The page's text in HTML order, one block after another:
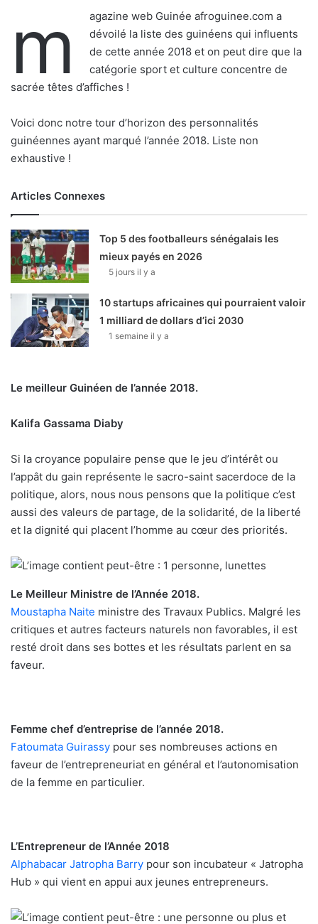
m
agazine web Guinée afroguinee.com a
dévoilé la liste des guinéens qui influents
de cette année 2018 et on peut dire que la
catégorie sport et culture concentre de
sacrée têtes d’affiches !
Voici donc notre tour d’horizon des personnalités
guinéennes ayant marqué l’année 2018. Liste non
exhaustive !
Articles Connexes
Top 5 des footballeurs sénégalais les
mieux payés en 2026
5 jours il y a
10 startups africaines qui pourraient valoir
1 milliard de dollars d’ici 2030
1 semaine il y a
Le meilleur Guinéen de l’année 2018.
Kalifa Gassama Diaby
Si la croyance populaire pense que le jeu d’intérêt ou
l’appât du gain représente le sacro-saint sacerdoce de la
politique, alors, nous nous pensons que la politique c’est
aussi des valeurs de partage, de la solidarité, de la liberté
et la dignité qui placent l’homme au cœur des priorités.
Le Meilleur Ministre de l’Année 2018.
Moustapha Naite ministre des Travaux Publics. Malgré les
critiques et autres facteurs naturels non favorables, il est
resté droit dans ses bottes et les résultats parlent en sa
faveur.
Femme chef d’entreprise de l’année 2018.
Fatoumata Guirassy pour ses nombreuses actions en
faveur de l’entrepreneuriat en général et l’autonomisation
de la femme en particulier.
L’Entrepreneur de l’Année 2018
Alphabacar Jatropha Barry pour son incubateur « Jatropha
Hub » qui vient en appui aux jeunes entrepreneurs.